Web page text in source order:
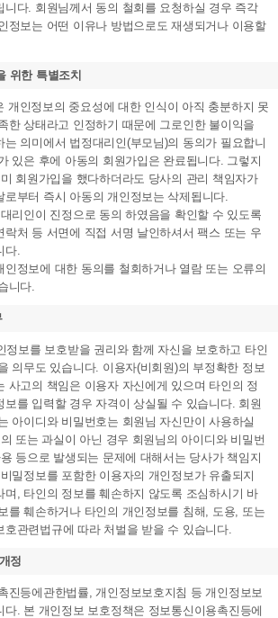
니다. 회원님께서 동의 철회를 요청하실 경우 즉각
정보는 어떤 이유나 방법으로도 재생되거나 이용할
위한 특별조치
개인정보의 중요성에 대한 인식이 아직 충분하지 못
한 상태라고 인정하기 때문에 그로인한 불이익을
의미에서 법정대리인(부모님)의 동의가 필요합니
있은 후에 아동의 회원가입은 완료됩니다. 그렇지
회원가입을 했다하더라도 당사의 관리 책임자가
로부터 즉시 아동의 개인정보는 삭제됩니다.
리인이 진정으로 동의 하였음을 확인할 수 있도록
락처 등 서면에 직접 서명 날인하셔서 팩스 또는 우
다.
인정보에 대한 동의를 철회하거나 열람 또는 오류의
니다.
정보를 보호받을 권리와 함께 자신을 보호하고 타인
의무도 있습니다. 이용자(비회원)의 부정확한 정보
사고의 책임은 이용자 자신에게 있으며 타인의 정
보를 입력할 경우 자격이 상실될 수 있습니다. 회원
아이디와 비밀번호는 회원님 자신만이 사용하실
또는 과실이 아닌 경우 회원님의 아이디와 비밀번
등으로 발생되는 문제에 대해서는 당사가 책임지
밀정보를 포함한 이용자의 개인정보가 유출되지
며, 타인의 정보를 훼손하지 않도록 조심하시기 바
를 훼손하거나 타인의 개인정보를 침해, 도용, 또는
호관련법규에 따라 처벌을 받을 수 있습니다.
정
진등에관한법률, 개인정보보호지침 등 개인정보보
다. 본 개인정보 보호정책은 정보통신이용촉진등에